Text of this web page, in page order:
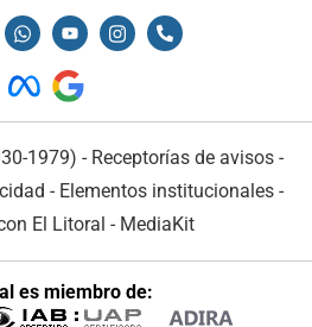
1979) - Receptorías de avisos -
- Elementos institucionales-
El Litoral - MediaKit
es miembro de: